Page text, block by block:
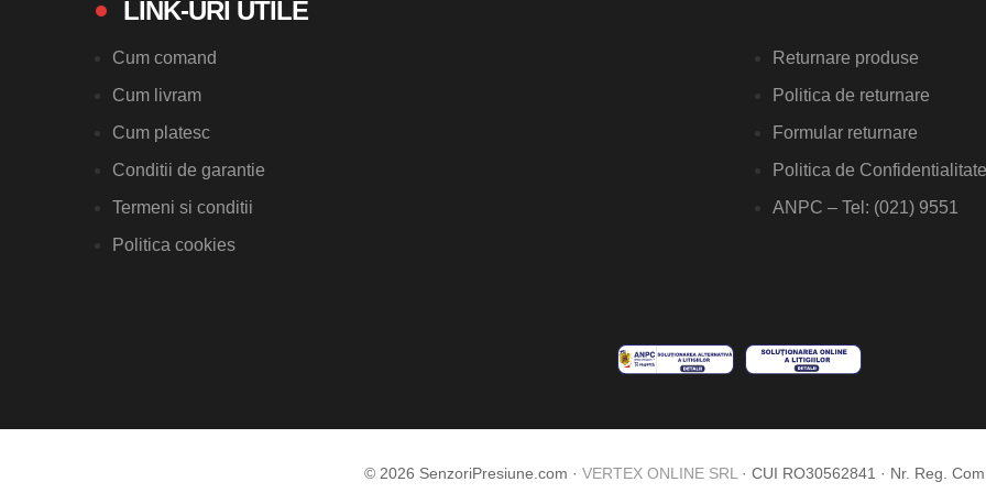
LINK-URI UTILE
Cum comand
Cum livram
Cum platesc
Conditii de garantie
Termeni si conditii
Politica cookies
Returnare produse
Politica de returnare
Formular returnare
Politica de Confidentialitate
ANPC – Tel: (021) 9551
© 2026 SenzoriPresiune.com · VERTEX ONLINE SRL· CUI RO30562841 · Nr. Reg.